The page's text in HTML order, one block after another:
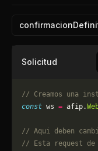
Solicitud
// Creamos una
const ws = afip.
// Aqui deben
// Esta request de